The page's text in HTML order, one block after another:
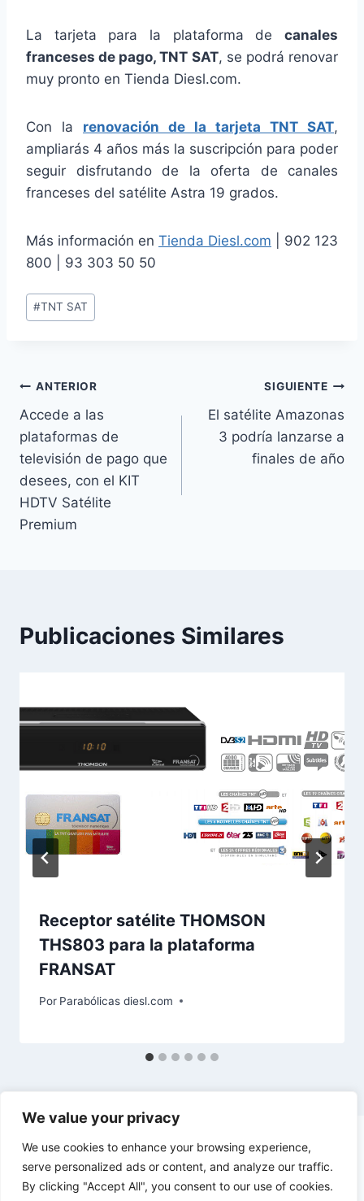
We value your privacy
We use cookies to enhance your browsing experience,
serve personalized ads or content, and analyze our traffic.
By clicking "Accept All", you consent to our use of cookies.
La tarjeta para la plataforma de canales
franceses de pago, TNT SAT, se podrá renovar
muy pronto en Tienda Diesl.com.
Con la renovación de la tarjeta TNT SAT,
ampliarás 4 años más la suscripción para poder
seguir disfrutando de la oferta de canales
franceses del satélite Astra 19 grados.
Más información en Tienda Diesl.com | 902 123
800 | 93 303 50 50
Etiquetas
de
#TNT SAT
Navegación
de
entradas
ANTERIOR
Accede a las
plataformas de
televisión de pago que
desees, con el KIT
HDTV Satélite
Premium
SIGUIENTE
El satélite Amazonas
3 podría lanzarse a
finales de año
Publicaciones Similares
Receptor satélite THOMSON
THS803 para la plataforma
FRANSAT
Por Parabólicas diesl.com
© 2026 diesl.com - Tema para WordPress por